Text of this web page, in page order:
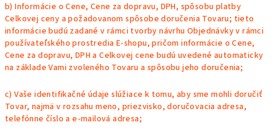
b) Informácie o Cene, Cene za dopravu, DPH, spôsobu platby
Celkovej ceny a požadovanom spôsobe doručenia Tovaru; tieto
informácie budú zadané v rámci tvorby návrhu Objednávky v rámci
používateľského prostredia E-shopu, pričom informácie o Cene,
Cene za dopravu, DPH a Celkovej cene budú uvedené automaticky
na základe Vami zvoleného Tovaru a spôsobu jeho doručenia;
c) Vaše identifikačné údaje slúžiace k tomu, aby sme mohli doručiť
Tovar, najmä v rozsahu meno, priezvisko, doručovacia adresa,
telefónne číslo a e-mailová adresa;